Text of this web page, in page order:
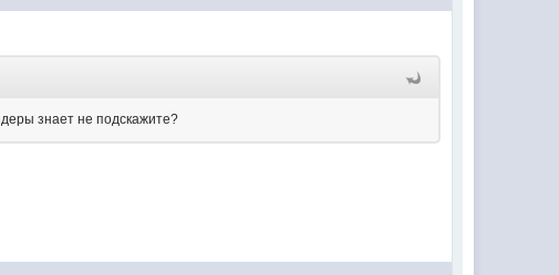
знает не подскажите?